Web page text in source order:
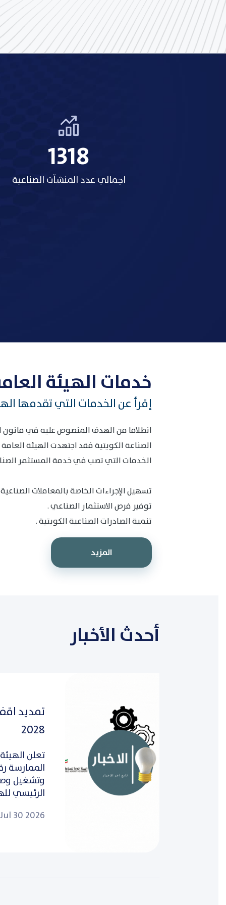
1318
اجمالي عدد المنشآت الصناعية
خدمات الهيئة
إقرأ عن الخدمات التي تقدمها
الصناعة الكويتية فقد اجتهدت الهيئة
الخدمات التي تصب في خدمة المستثمر
تسهيل الإجراءات الخاصة بالمعاملات
توفير فرص الاستثمار الصناعي .
تنمية الصادرات الصناعية الكويتية .
المزيد
أحدث الأخبار
2028
تعلن
وتشغيل
الرئيسي
Jul 30 2026